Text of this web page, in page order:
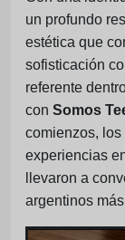
un profundo
estética que
sofisticación
referente
con Somos
comienzos,
experiencias
llevaron a
argentinos